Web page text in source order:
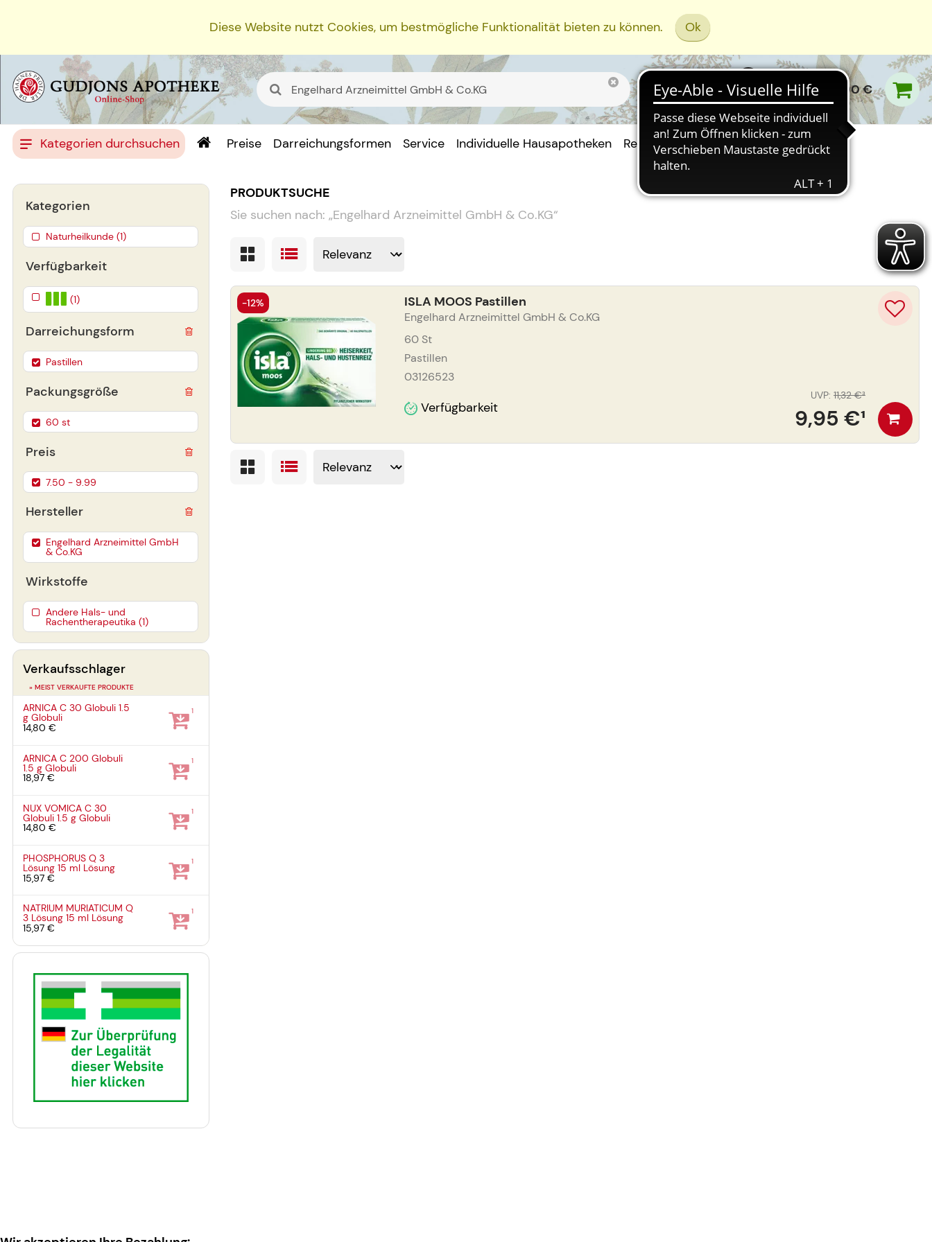
Diese Website nutzt Cookies, um bestmögliche Funktionalität bieten zu können. Ok
0,00 €
Kategorien durchsuchen Preise Darreichungsformen Service Individuelle Hausapotheken Rezept Einreichen
PRODUKTSUCHE
Sie suchen nach: „Engelhard Arzneimittel GmbH & Co.KG“
ISLA MOOS Pastillen
Engelhard Arzneimittel GmbH & Co.KG
60 St
Pastillen
03126523
Verfügbarkeit 9,95 €¹
UVP: 11,32 €³
-12%
Verfügbarkeit
(1)
Darreichungsform
Pastillen
Packungsgröße
60 st
Preis
7.50 - 9.99
Hersteller
Engelhard Arzneimittel GmbH
& Co.KG
Wirkstoffe
Andere Hals- und
Rachentherapeutika (1)
Kategorien
Naturheilkunde (1)
Verkaufsschlager
» MEIST VERKAUFTE PRODUKTE
ARNICA C 30 Globuli1.5
gGlobuli
14,80 €
1
ARNICA C 200 Globuli
1.5 gGlobuli
18,97 €
1
NUX VOMICA C 30
Globuli1.5 gGlobuli
14,80 €
1
PHOSPHORUS Q 3
Lösung15 ml Lösung
15,97 €
1
NATRIUM MURIATICUM Q
3 Lösung15 ml Lösung
15,97 €
1